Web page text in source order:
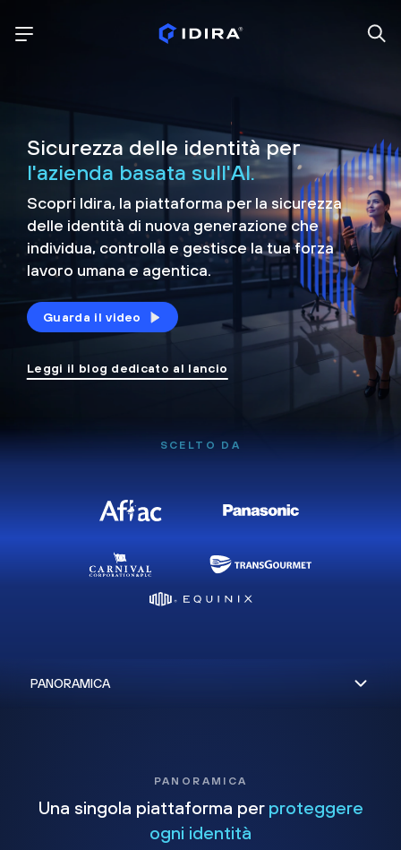
Sicurezza delle identità per
l'azienda basata sull'AI.
Scopri Idira, la piattaforma per la sicurezza
delle identità di nuova generazione che
individua, controlla e gestisce la tua forza
lavoro umana e agentica.
Guarda il video
Leggi il blog dedicato al lancio
SCELTO DA
PANORAMICA
Una singola piattaforma per proteggere
ogni identità